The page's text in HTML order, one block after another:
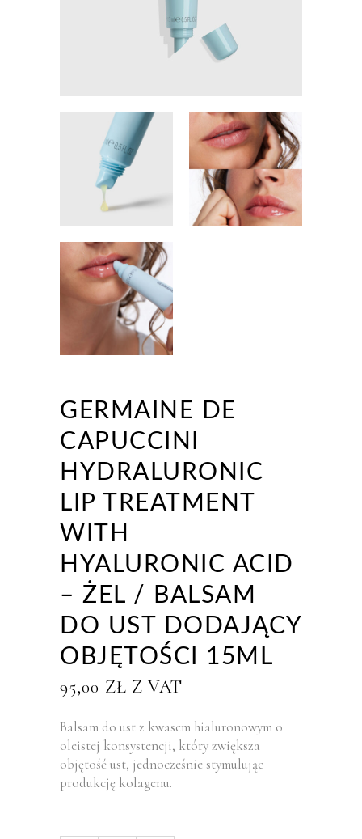
GERMAINE DE
CAPUCCINI
HYDRALURONIC
LIP TREATMENT
WITH
HYALURONIC ACID
– ŻEL / BALSAM
DO UST DODAJĄCY
OBJĘTOŚCI 15ML
95,00 ZŁ Z VAT
Balsam do ust z kwasem hialuronowym o
oleistej konsystencji, który zwiększa
objętość ust, jednocześnie stymulując
produkcję kolagenu.